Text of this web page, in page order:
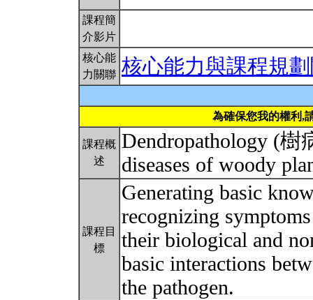
課程簡
介影片
核心能
力關聯 核心能力與課程規
為確保您我的權利,
課程概
述
Dendropathology (樹
diseases of woody
課程目
標
Generating basic
recognizing
their biological and
basic interactions
the pathogen.